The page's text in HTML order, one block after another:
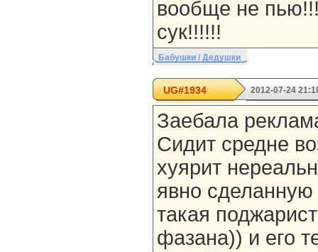
вообще не
сук!!!!!!
Бабушки / Дедушки
UG#1934 2012-07-24
Заебала
Сидит средне
хуярит
явно
такая
фазана)) и его